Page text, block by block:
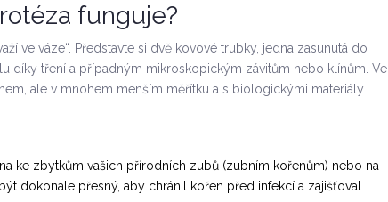
funguje?
ve váze“. Představte si dvě kovové trubky, jedna zasunutá do
díky tření a případným mikroskopickým závitům nebo klínům. Ve
ale v mnohem menším měřítku a s biologickými materiály.
ke zbytkům vašich přírodních zubů (zubním kořenům) nebo na
dokonale přesný, aby chránil kořen před infekcí a zajišťoval